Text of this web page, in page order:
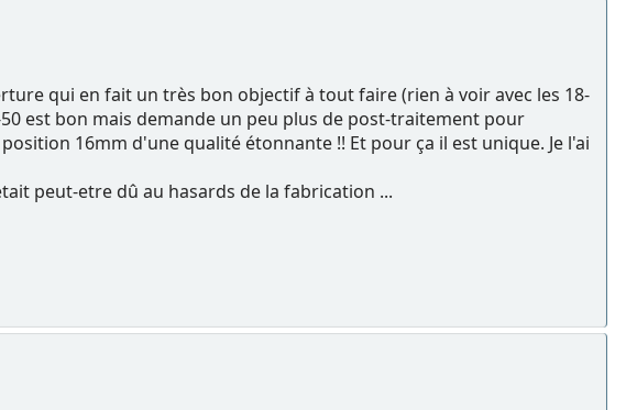
qui en fait un très bon objectif à tout faire (rien à voir avec les 18-
est bon mais demande un peu plus de post-traitement pour
16mm d'une qualité étonnante !! Et pour ça il est unique. Je l'ai
peut-etre dû au hasards de la fabrication ...